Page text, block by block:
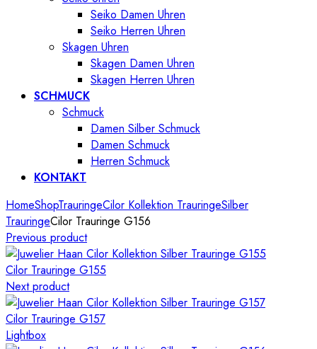
Seiko Damen Uhren
Seiko Herren Uhren
Skagen Uhren
Skagen Damen Uhren
Skagen Herren Uhren
SCHMUCK
Schmuck
Damen Silber Schmuck
Damen Schmuck
Herren Schmuck
KONTAKT
HomeShopTrauringeCilor Kollektion TrauringeSilber
TrauringeCilor Trauringe G156
Previous product
Cilor Trauringe G155
Next product
Cilor Trauringe G157
Lightbox